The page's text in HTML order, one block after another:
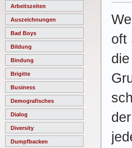
Arbeitszeiten
Auszeichnungen
Bad Boys
Bildung
Bindung
Brigitte
Business
Demografisches
Dialog
Diversity
Dumpfbacken
oft